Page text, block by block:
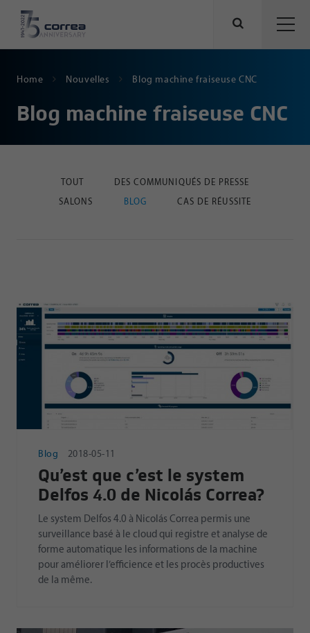
Home Nouvelles Blog machine fraiseuse CNC
Blog machine fraiseuse CNC
TOUT DES COMMUNIQUÉS DE PRESSE
SALONS BLOG CAS DE RÉUSSITE
Blog 2018-05-11
Qu’est que c’est le system
Delfos 4.0 de Nicolás Correa?
Le system Delfos 4.0 à Nicolás Correa permis une
surveillance basé à le cloud qui registre et analyse de
forme automatique les informations de la machine
pour améliorer l’efficience et les procès productives
de la même.